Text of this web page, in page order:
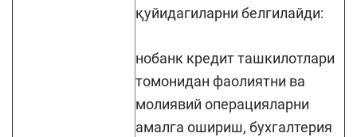
қуйидагиларни белгилайди:
нобанк кредит ташкилотлари
томонидан фаолиятни ва
молиявий операцияларни
амалга ошириш, бухгалтерия